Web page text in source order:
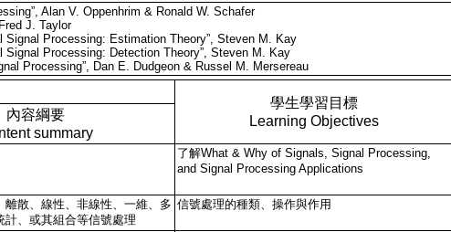
Alan V. Oppenhrim & Ronald W. Schafer
J. Taylor
Signal Processing: Estimation Theory”, Steven M. Kay
Signal Processing: Detection Theory”, Steven M. Kay
Processing”, Dan E. Dudgeon & Russel M. Mersereau
學生學習目標
Learning Objectives
內容綱要
summary
了解What & Why of Signals, Signal Processing,
and Signal Processing Applications
離散、線性、非線性、一維、多
計、或其組合等信號處理
信號處理的種類、操作與作用